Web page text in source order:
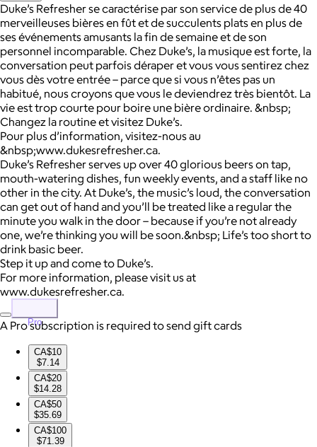
Duke’s Refresher se caractérise par son service de plus de 40
merveilleuses bières en fût et de succulents plats en plus de
ses événements amusants la fin de semaine et de son
personnel incomparable. Chez Duke’s, la musique est forte, la
conversation peut parfois déraper et vous vous sentirez chez
vous dès votre entrée – parce que si vous n’êtes pas un
habitué, nous croyons que vous le deviendrez très bientôt. La
vie est trop courte pour boire une bière ordinaire. &nbsp;
Changez la routine et visitez Duke’s.
Pour plus d’information, visitez-nous au
&nbsp;www.dukesrefresher.ca.
Duke’s Refresher serves up over 40 glorious beers on tap,
mouth-watering dishes, fun weekly events, and a staff like no
other in the city. At Duke’s, the music’s loud, the conversation
can get out of hand and you’ll be treated like a regular the
minute you walk in the door – because if you’re not already
one, we’re thinking you will be soon.&nbsp; Life’s too short to
drink basic beer.
Step it up and come to Duke’s.
For more information, please visit us at
www.dukesrefresher.ca.
Pro
A Pro subscription is required to send gift cards
CA$10
$7.14
CA$20
$14.28
CA$50
$35.69
CA$100
$71.39